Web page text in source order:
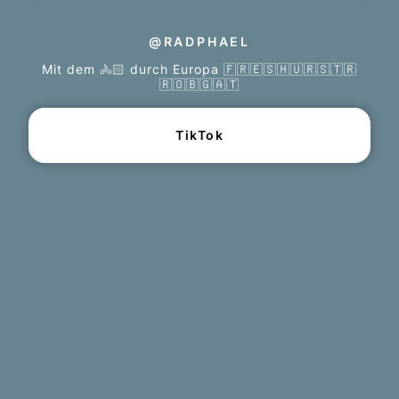
@RADPHAEL
Mit dem 🚴🏻 durch Europa 🇫🇷🇪🇸🇭🇺🇷🇸🇹🇷
🇷🇴🇧🇬🇦🇹
TikTok